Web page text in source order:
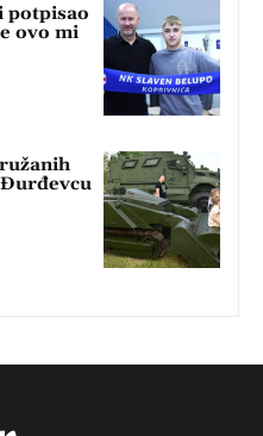
potpisao
ovo mi
Đurđevcu